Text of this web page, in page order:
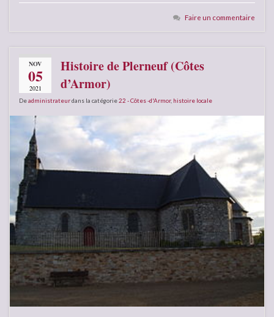
Faire un commentaire
NOV
05
2021
Histoire de Plerneuf (Côtes
d’Armor)
Deadministrateurdans la catégorie22 - Côtes -d'Armor, histoire locale